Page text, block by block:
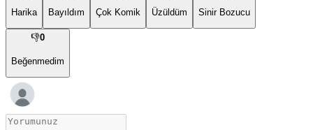
Harika
Bayıldım
Çok Komik
Üzüldüm
Sinir Bozucu
👎0
Beğenmedim